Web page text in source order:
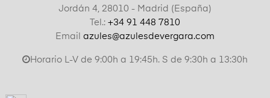
Jordán 4, 28010 - Madrid (España)
Tel.: +34 91 448 7810
Email azules@azulesdevergara.com
Horario L-V de 9:00h a 19:45h. S de 9:30h a 13:30h